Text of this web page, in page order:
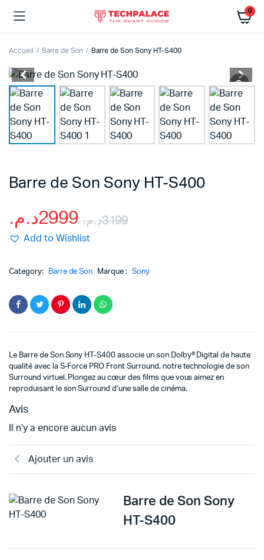
0
Accueil Barre de Son Barre de Son Sony HT-S400
Barre de Son Sony HT-S400
3199د.م.
prix
3199د.م..
2999د.م.
prix
2999د.م..
Add to Wishlist
Category: Barre de Son Marque : Sony
Le Barre de Son Sony HT-S400 associe un son Dolby® Digital de haute
qualité avec la S-Force PRO Front Surround, notre technologie de son
Surround virtuel. Plongez au cœur des films que vous aimez en
reproduisant le son Surround d’une salle de cinéma.
Avis
Il n’y a encore aucun avis
Ajouter un avis
Barre de Son Sony
HT-S400